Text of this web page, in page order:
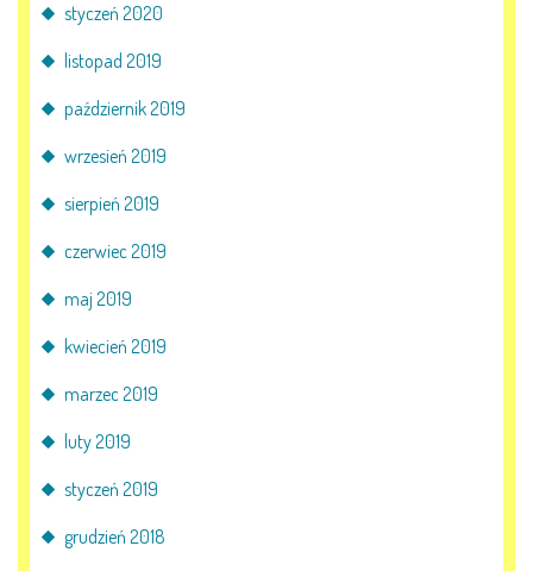
styczeń 2020
listopad 2019
październik 2019
wrzesień 2019
sierpień 2019
czerwiec 2019
maj 2019
kwiecień 2019
marzec 2019
luty 2019
styczeń 2019
grudzień 2018